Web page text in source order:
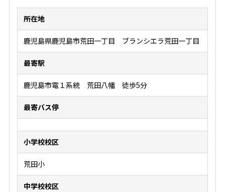
所在地
鹿児島県鹿児島市荒田一丁目 ブランシエラ荒田一丁目
最寄駅
鹿児島市電１系統 荒田八幡 徒歩5分
最寄バス停
小学校校区
荒田小
中学校校区